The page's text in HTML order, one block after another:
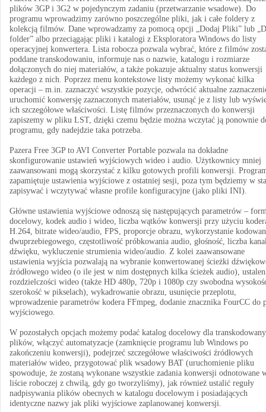
plików 3GP i 3G2 w pojedynczym zadaniu (przetwarzanie wsadowe). Do
programu wprowadzimy zarówno poszczególne pliki, jak i całe foldery z
kolekcją filmów. Dane wprowadzamy za pomocą opcji „Dodaj Pliki” lub
folder” albo przeciągając pliki i katalogi z Eksploratora Windows do listy
operacyjnej konwertera. Lista robocza pozwala wybrać, które z filmów
poddane transkodowaniu, informuje nas o nazwie, katalogu i rozmiarze
dołączonych do niej materiałów, a także pokazuje aktualny status konwersji
każdego z nich. Poprzez menu kontekstowe listy możemy wykonać kilka
operacji – m.in. zaznaczyć wszystkie pozycje, odwrócić aktualne
uruchomić konwersję zaznaczonych materiałów, usunąć je z listy lub
ich szczegółowe właściwości. Listę filmów przeznaczonych do konwersji
zapiszemy w pliku LST, dzięki czemu będzie można wczytać ją ponownie
programu, gdy nadejdzie taka potrzeba.
Pazera Free 3GP to AVI Converter Portable pozwala na dokładne
skonfigurowanie ustawień wyjściowych wideo i audio. Użytkownicy mniej
zaawansowani mogą skorzystać z kilku gotowych profili konwersji.
zapamiętuje ustawienia wyjściowe z ostatniej sesji, poza tym będziemy w
zapisywać i wczytywać własne profile konfiguracyjne (jako pliki INI).
Główne ustawienia wyjściowe odnoszą się następujących parametrów –
docelowy, kodek audio i wideo, liczba wątków konwersji przy użyciu
H.264, bitrate wideo/audio, FPS, proporcje obrazu, wykorzystanie
dwuprzebiegowego, częstotliwość próbkowania audio, głośność, liczba
dźwięku, wykluczenie strumienia wideo/audio. Z kolei zaawansowane
ustawienia wyjścia pozwalają na wybranie konwertowanej ścieżki
źródłowego wideo (o ile jest w nim dostępnych kilka ścieżek audio),
rozdzielczości wideo (także HD 480p, 720p i 1080p czy swobodna
szerokość w pikselach), wykadrowanie obrazu, usunięcie przeplotu,
wprowadzenie parametrów kodera FFmpeg, dodanie znacznika FourCC do
wyjściowego.
W pozostałych opcjach możemy podać katalog docelowy dla
plików, włączyć automatyzacje (zamknięcie programu lub Windows po
zakończeniu konwersji), podejrzeć szczegółowe właściwości źródłowych
materiałów wideo, przygotować plik wsadowy BAT (uruchomienie pliku
spowoduje, że zostaną wykonane wszystkie zadania konwersji odnotowane
liście roboczej z chwilą, gdy go tworzyliśmy), jak również ustalić reguły
nadpisywania plików obecnych w katalogu docelowym i posiadających
identyczne nazwy jak pliki wyjściowe zaplanowanej konwersji.